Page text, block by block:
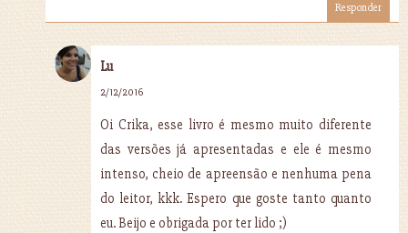
Responder
Lu
2/12/2016
Oi Crika, esse livro é mesmo muito diferente
das versões já apresentadas e ele é mesmo
intenso, cheio de apreensão e nenhuma pena
do leitor, kkk. Espero que goste tanto quanto
eu. Beijo e obrigada por ter lido ;)